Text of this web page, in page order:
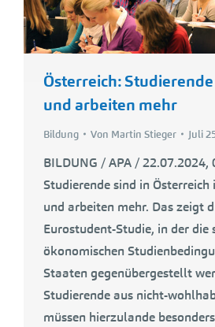
Österreich:
und arbeiten mehr
Bildung Von Martin Stieger Juli
BILDUNG / APA / 22.07.2024,
Studierende sind in
und arbeiten mehr. Das zeigt
Eurostudent-Studie, in der die
ökonomischen
Staaten gegenübergestellt
Studierende aus nicht-
müssen hierzulande